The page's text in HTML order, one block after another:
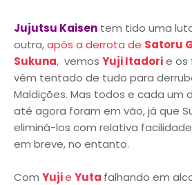
Jujutsu Kaisen tem tido uma
outra,após a derrota de Satoru
Sukuna, vemos Yuji Itadorie os
vêm tentado de tudo para
Maldições. Mas todos e cada um
até agora foram em vão, já que
eliminá-los com relativa
em breve, no entanto.
Com Yujie Yuta falhando em